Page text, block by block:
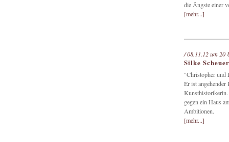
die Ängste einer
[mehr...]
/ 08.11.12 um 20
Silke
"Christopher und
Er ist
Kunsthistorikerin.
gegen ein Haus
Ambitionen.
[mehr...]